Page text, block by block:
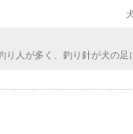
人が多く、釣り針が犬の足